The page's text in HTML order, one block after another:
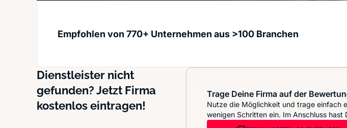
Empfohlen von 770+ Unternehmen aus >100 Branchen
Dienstleister nicht
gefunden? Jetzt Firma
kostenlos eintragen!
Trage Deine Firma auf der
Nutze die Möglichkeit und trage einfach
wenigen Schritten ein. Im Anschluss